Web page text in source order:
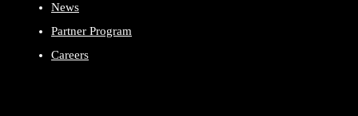
News
Partner Program
Careers